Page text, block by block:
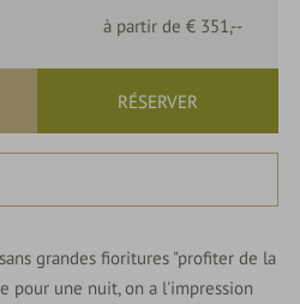
à partir de€ 351,--
RÉSERVER
grandes fioritures "profiter de la
pour une nuit, on a l'impression